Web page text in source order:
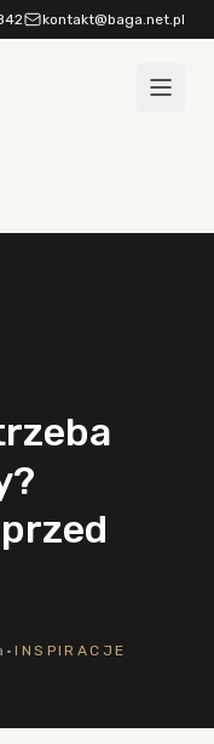
kontakt@baga.net.pl
·INSPIRACJE